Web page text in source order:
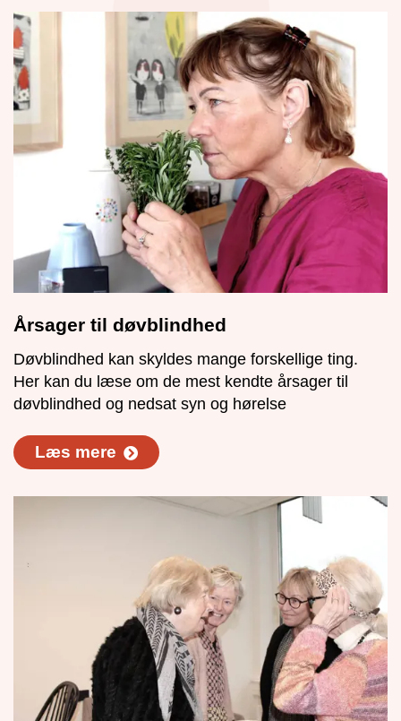
Årsager til døvblindhed
Døvblindhed kan skyldes mange forskellige ting.
Her kan du læse om de mest kendte årsager til
døvblindhed og nedsat syn og hørelse
Læs mere